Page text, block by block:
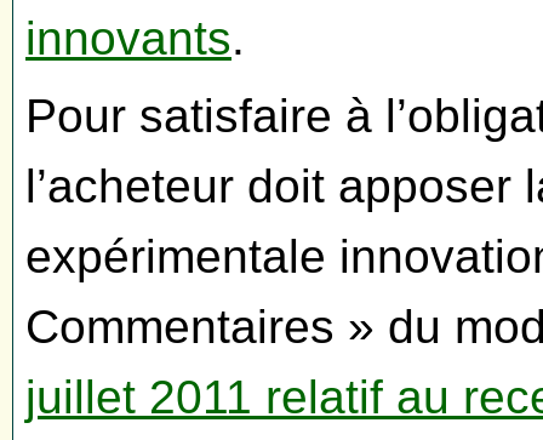
innovants.
Pour satisfaire à
l’acheteur doit apposer
expérimentale
Commentaires » du
juillet 2011 relatif au